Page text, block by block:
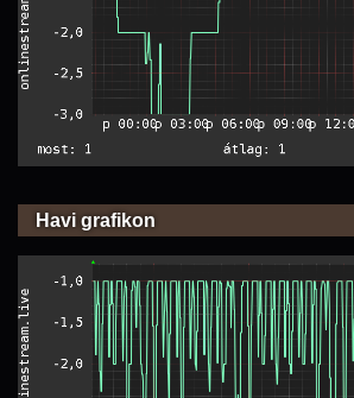
Havi grafikon